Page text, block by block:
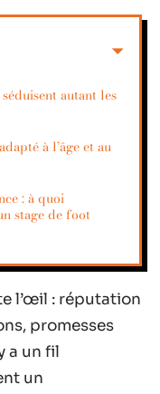
autant les
à l’âge et au
: à quoi
stage de foot
l’œil : réputation
promesses
a un fil
un